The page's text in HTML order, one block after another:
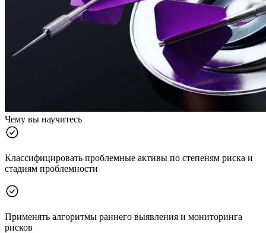
Чему вы научитесь
Классифицировать проблемные активы по степеням риска и
стадиям проблемности
Применять алгоритмы раннего выявления и мониторинга
рисков